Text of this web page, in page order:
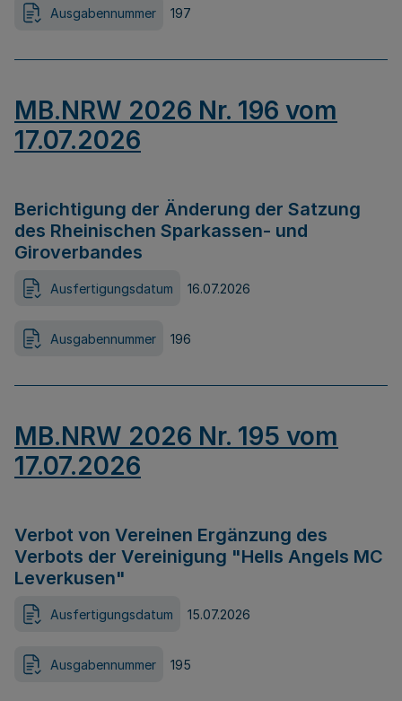
Ausgabennummer 197
MB.NRW 2026 Nr. 196 vom
17.07.2026
Berichtigung der Änderung der Satzung
des Rheinischen Sparkassen- und
Giroverbandes
Ausfertigungsdatum 16.07.2026
Ausgabennummer 196
MB.NRW 2026 Nr. 195 vom
17.07.2026
Verbot von Vereinen Ergänzung des
Verbots der Vereinigung "Hells Angels MC
Leverkusen"
Ausfertigungsdatum 15.07.2026
Ausgabennummer 195